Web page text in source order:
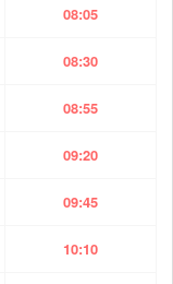
08:05
08:30
08:55
09:20
09:45
10:10